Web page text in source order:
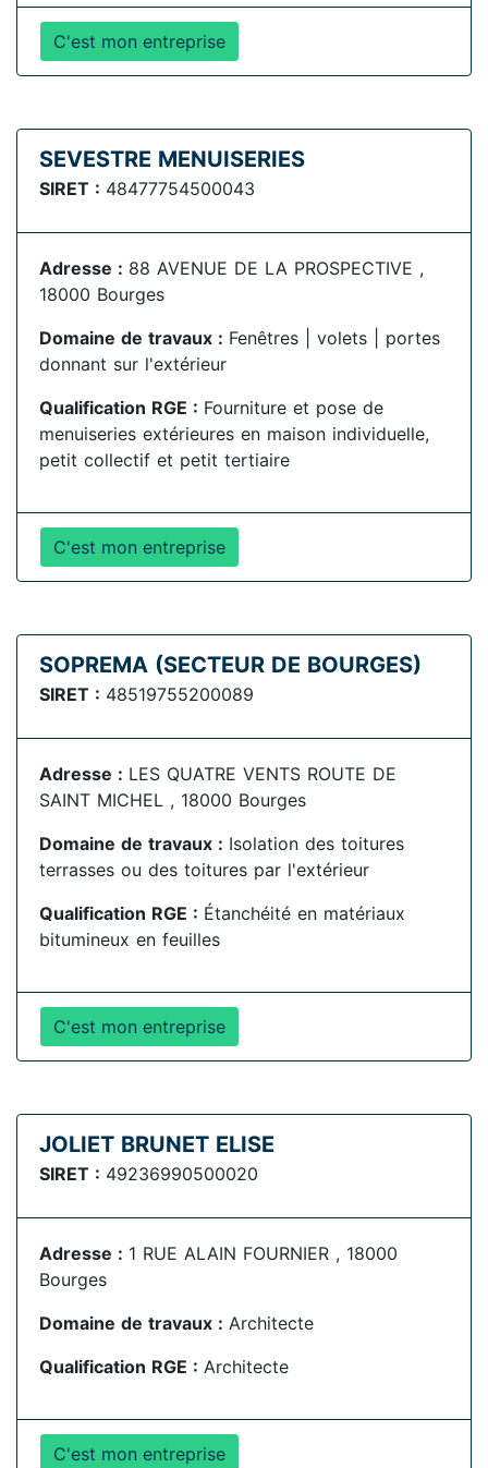
C'est mon entreprise
SEVESTRE MENUISERIES
SIRET : 48477754500043
Adresse : 88 AVENUE DE LA PROSPECTIVE ,
18000 Bourges
Domaine de travaux : Fenêtres | volets | portes
donnant sur l'extérieur
Qualification RGE : Fourniture et pose de
menuiseries extérieures en maison individuelle,
petit collectif et petit tertiaire
C'est mon entreprise
SOPREMA (SECTEUR DE BOURGES)
SIRET : 48519755200089
Adresse : LES QUATRE VENTS ROUTE DE
SAINT MICHEL , 18000 Bourges
Domaine de travaux : Isolation des toitures
terrasses ou des toitures par l'extérieur
Qualification RGE : Étanchéité en matériaux
bitumineux en feuilles
C'est mon entreprise
JOLIET BRUNET ELISE
SIRET : 49236990500020
Adresse : 1 RUE ALAIN FOURNIER , 18000
Bourges
Domaine de travaux : Architecte
Qualification RGE : Architecte
C'est mon entreprise